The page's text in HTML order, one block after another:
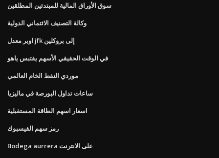
سوق الأوراق المالية للمبتدئين المطلقين
وكالة التصنيف الائتماني الدولية
اوبر معدل jfk إلى بروكلين
في الوقت الحقيقي الأسهم يقتبس ياهو
موردي النفط الخام العالمي
ساعات تداول البورصة في ماليزيا
اسعار اسهم الطاقة المستقبلية
رمز سهم الفيسبوك
Bodega aurrera على الانترنت